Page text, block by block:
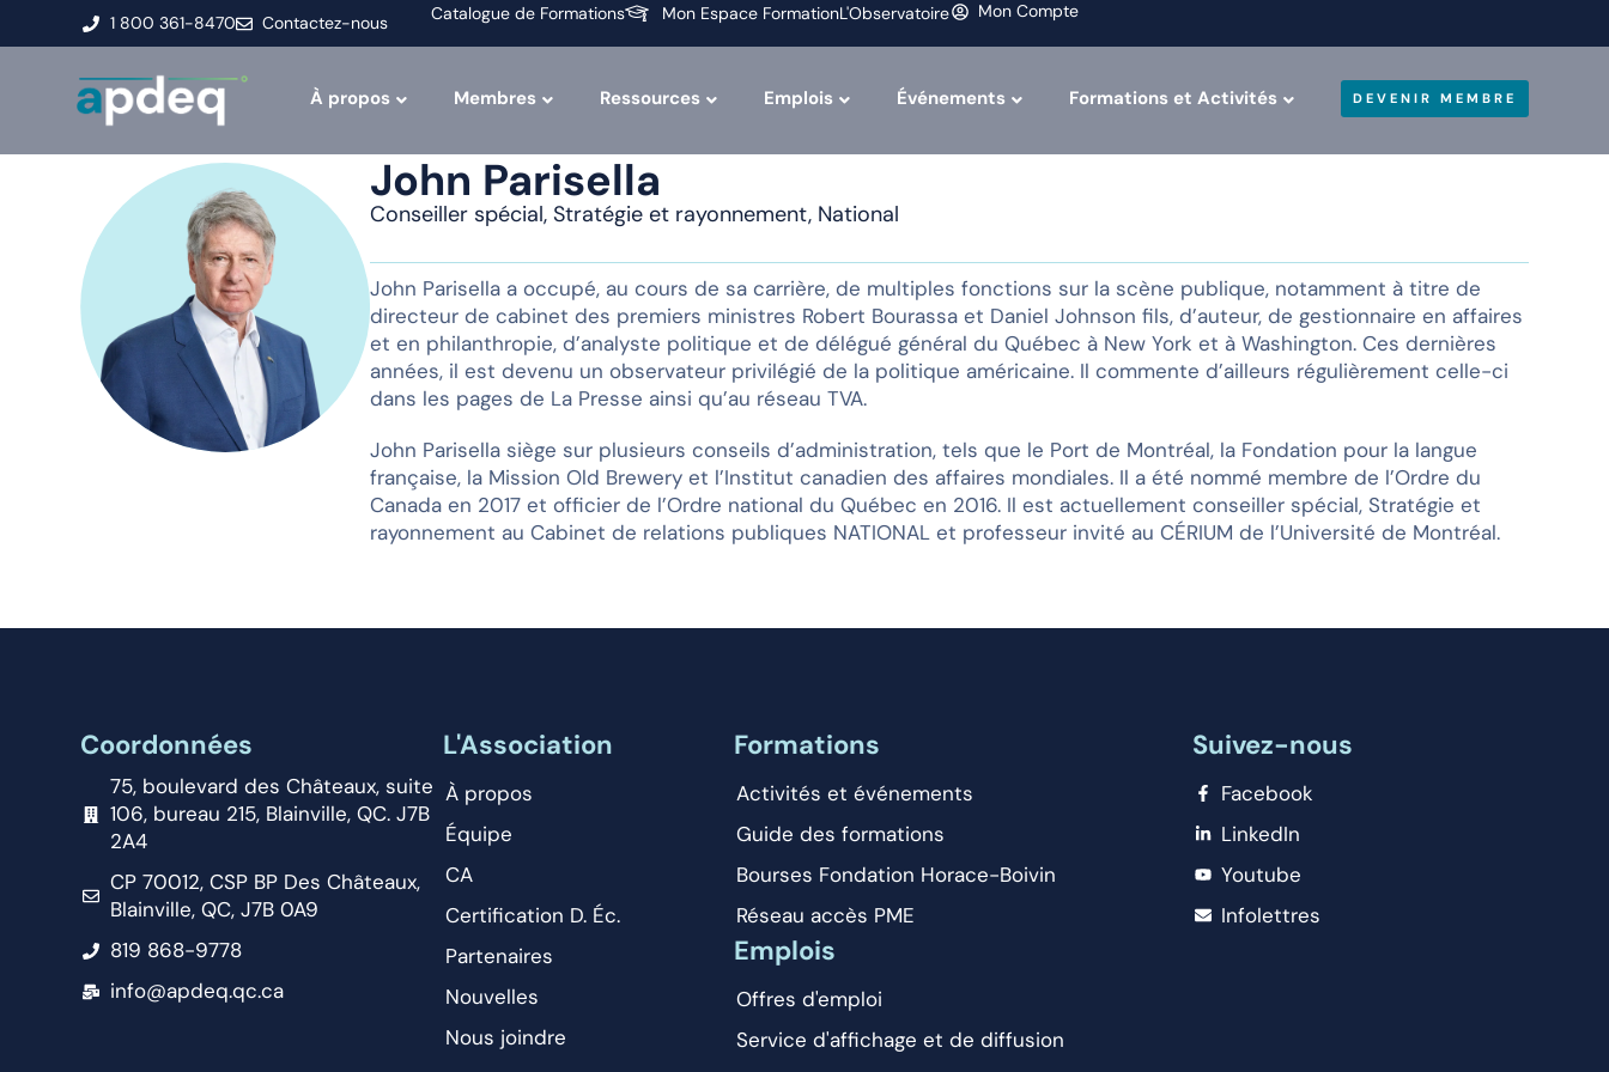
1 800 361-8470 Contactez-nous Catalogue de Formations Mon Espace FormationL'Observatoire Mon Compte
À propos Membres Ressources Emplois Événements Formations et Activités DEVENIR MEMBRE
John Parisella
Conseiller spécial, Stratégie et rayonnement, National
John Parisella a occupé, au cours de sa carrière, de multiples fonctions sur la scène publique, notamment à titre de
directeur de cabinet des premiers ministres Robert Bourassa et Daniel Johnson fils, d’auteur, de gestionnaire en affaires
et en philanthropie, d’analyste politique et de délégué général du Québec à New York et à Washington. Ces dernières
années, il est devenu un observateur privilégié de la politique américaine. Il commente d’ailleurs régulièrement celle-ci
dans les pages de La Presse ainsi qu’au réseau TVA.
John Parisella siège sur plusieurs conseils d’administration, tels que le Port de Montréal, la Fondation pour la langue
française, la Mission Old Brewery et l’Institut canadien des affaires mondiales. Il a été nommé membre de l’Ordre du
Canada en 2017 et officier de l’Ordre national du Québec en 2016. Il est actuellement conseiller spécial, Stratégie et
rayonnement au Cabinet de relations publiques NATIONAL et professeur invité au CÉRIUM de l’Université de Montréal.
Coordonnées
75, boulevard des Châteaux, suite
106, bureau 215, Blainville, QC. J7B
2A4
CP 70012, CSP BP Des Châteaux,
Blainville, QC, J7B 0A9
819 868-9778
info@apdeq.qc.ca
L'Association
À propos
Équipe
CA
Certification D. Éc.
Partenaires
Nouvelles
Nous joindre
Formations
Activités et événements
Guide des formations
Bourses Fondation Horace-Boivin
Réseau accès PME
Emplois
Offres d'emploi
Service d'affichage et de diffusion
Suivez-nous
Facebook
LinkedIn
Youtube
Infolettres